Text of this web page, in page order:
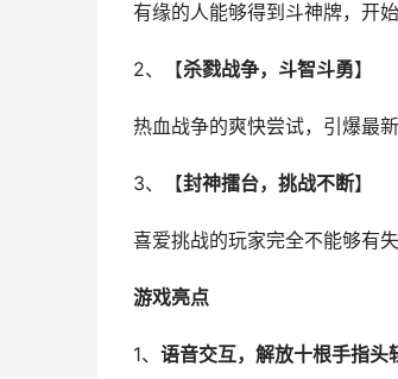
有缘的人能够得到斗神牌，开
2、【杀戮战争，斗智斗勇】
热血战争的爽快尝试，引爆最
3、【封神擂台，挑战不断】
喜爱挑战的玩家完全不能够有
游戏亮点
1、 语音交互，解放十根手指头